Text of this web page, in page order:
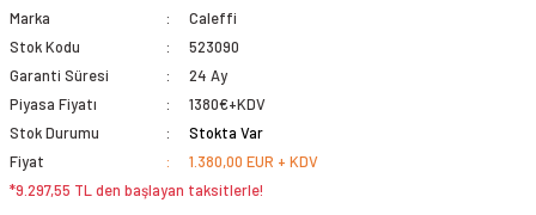
Marka
Caleffi
Stok Kodu
523090
Garanti Süresi
24 Ay
Piyasa Fiyatı
1380€+KDV
Stok Durumu
Stokta Var
Fiyat
1.380,00 EUR + KDV
*9.297,55 TL den başlayan taksitlerle!